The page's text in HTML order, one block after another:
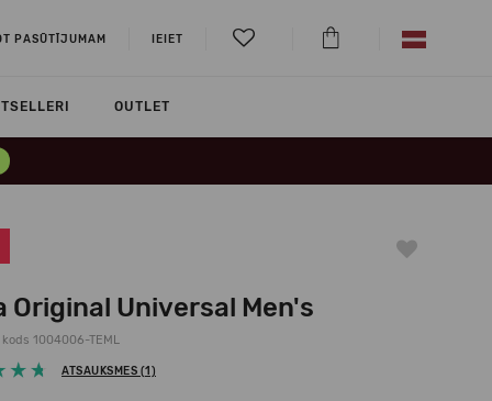
PASŪTĪJUMAM IEIET
OUTLET
Original Universal Men's
1004006-TEML
ATSAUKSMES (1)